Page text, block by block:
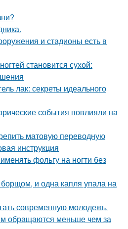
и стадионы есть в
становится сухой:
лак: секреты идеального
события повлияли на
матовую переводную
инструкция
фольгу на ногти без
и одна капля упала на
современную молодежь.
обращаются меньше чем за